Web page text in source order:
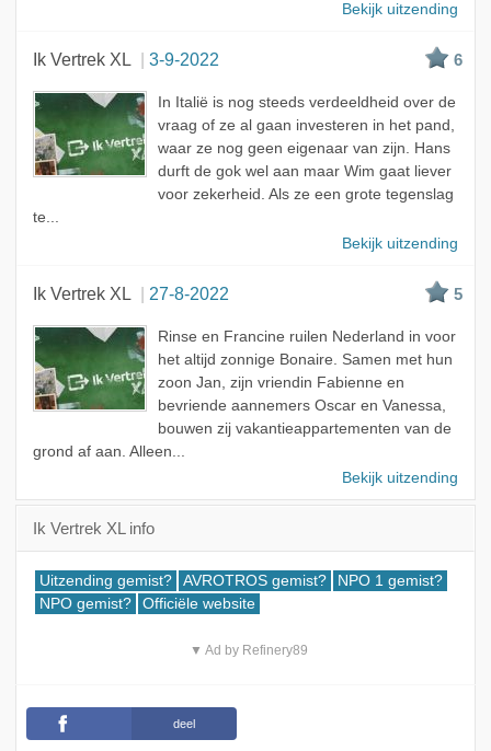
Bekijk uitzending
Ik Vertrek XL 3-9-2022 6
In Italië is nog steeds verdeeldheid over de
vraag of ze al gaan investeren in het pand,
waar ze nog geen eigenaar van zijn. Hans
durft de gok wel aan maar Wim gaat liever
voor zekerheid. Als ze een grote tegenslag
te...
Bekijk uitzending
Ik Vertrek XL 27-8-2022 5
Rinse en Francine ruilen Nederland in voor
het altijd zonnige Bonaire. Samen met hun
zoon Jan, zijn vriendin Fabienne en
bevriende aannemers Oscar en Vanessa,
bouwen zij vakantieappartementen van de
grond af aan. Alleen...
Bekijk uitzending
Ik Vertrek XL info
Uitzending gemist? AVROTROS gemist?
NPO 1 gemist?
NPO gemist?
Officiële website
▼ Ad by Refinery89
deel